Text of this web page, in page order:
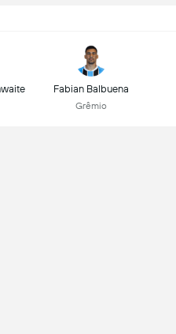
Fabian Balbuena
Grêmio